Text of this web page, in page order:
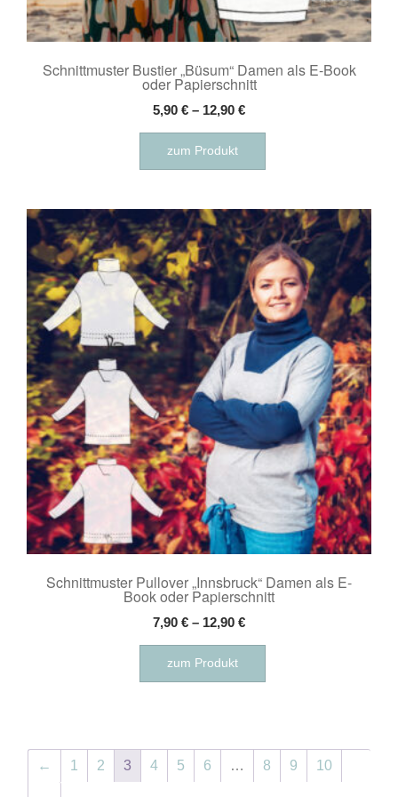
Schnittmuster Bustier „Büsum“ Damen als E-Book
oder Papierschnitt
5,90 € – 12,90 €
zum Produkt
Dieses
weist
Varianten
auf.
Die
Optionen
können
auf
der
Produktseite
gewählt
werden
Schnittmuster Pullover „Innsbruck“ Damen als E-
Book oder Papierschnitt
7,90 € – 12,90 €
zum Produkt
Dieses
weist
auf.
Die
← 1 2 3 4 5 6 … 8 9 10